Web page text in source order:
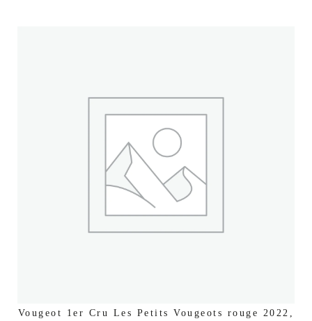
Vougeot 1er Cru Les Petits Vougeots rouge 2022,